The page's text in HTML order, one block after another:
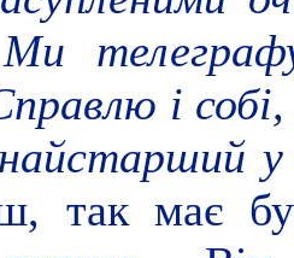
і собі,
у
так має